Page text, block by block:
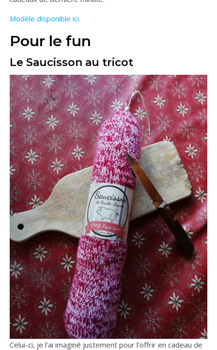
Modèle disponible ici.
Pour le fun
Le Saucisson au tricot
Celui-ci, je l’ai imaginé justement pour l’offrir en cadeau de